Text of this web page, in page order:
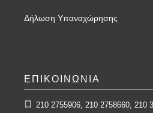
Δήλωση Υπαναχώρησης
ΕΠΙΚΟΙΝΩΝΙΑ
210 2755906, 210 2758660, 210